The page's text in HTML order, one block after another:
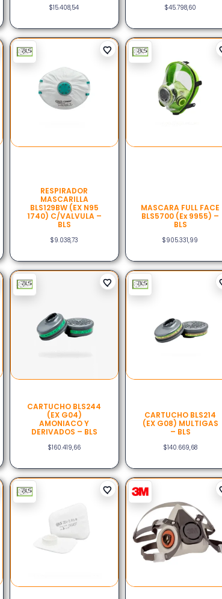
$15.408,54 $45.798,60
RESPIRADOR
MASCARILLA
BLS129BW (EX N95
1740) C/VALVULA –
BLS
$9.038,73
MASCARA FULL FACE
BLS5700 (ex 9955) –
BLS
$905.331,99
CARTUCHO BLS244
(EX G04)
AMONIACO Y
DERIVADOS – BLS
$160.419,66
CARTUCHO BLS214
(EX G08) MULTIGAS
– BLS
$140.669,68